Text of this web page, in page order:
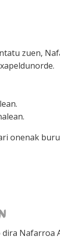
zuen,
onenak
Nafarroa